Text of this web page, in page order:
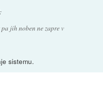
:
jih noben ne zapre v
sistemu.